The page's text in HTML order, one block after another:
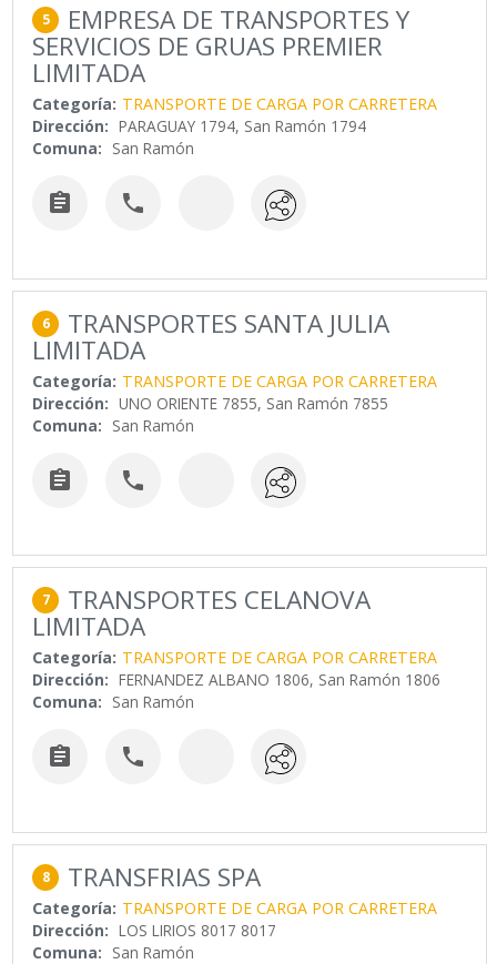
5 EMPRESA DE TRANSPORTES Y
SERVICIOS DE GRUAS PREMIER
LIMITADA
Categoría: TRANSPORTE DE CARGA POR CARRETERA
Dirección: PARAGUAY 1794, San Ramón 1794
Comuna: San Ramón
 
6 TRANSPORTES SANTA JULIA
LIMITADA
Categoría: TRANSPORTE DE CARGA POR CARRETERA
Dirección: UNO ORIENTE 7855, San Ramón 7855
Comuna: San Ramón
 
7 TRANSPORTES CELANOVA
LIMITADA
Categoría: TRANSPORTE DE CARGA POR CARRETERA
Dirección: FERNANDEZ ALBANO 1806, San Ramón 1806
Comuna: San Ramón
 
8 TRANSFRIAS SPA
Categoría: TRANSPORTE DE CARGA POR CARRETERA
Dirección: LOS LIRIOS 8017 8017
Comuna: San Ramón